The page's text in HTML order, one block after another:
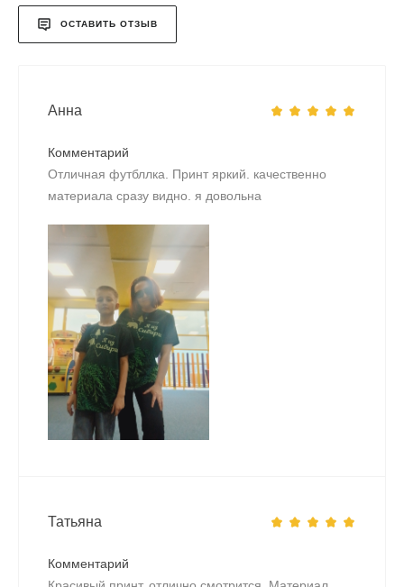
ОСТАВИТЬ ОТЗЫВ
Анна
Комментарий
Отличная футбллка. Принт яркий. качественно
материала сразу видно. я довольна
Татьяна
Комментарий